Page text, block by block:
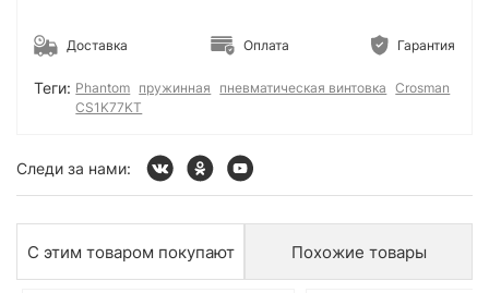
Доставка Оплата Гарантия
Теги: Phantom пружинная пневматическая винтовка
Crosman
СS1K77KT
Следи за нами:
С этим товаром покупают Похожие товары